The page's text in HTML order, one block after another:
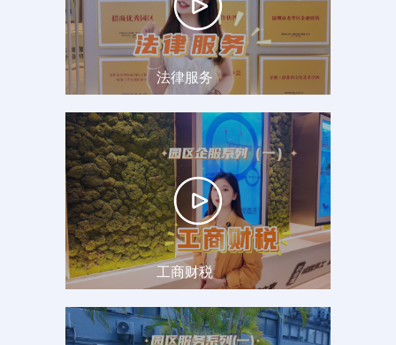
法律服务
工商财税